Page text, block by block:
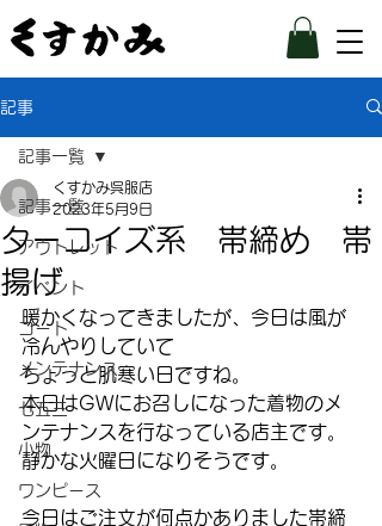
記事
記事一覧
アウトレット
イベント
コート
メンテナンス
七五三
小物
ワンピース
記事一覧
ターコイズ系 帯締め 帯
揚げ
くすかみ呉服店
2023年5月9日
暖かくなってきましたが、今日は風が
冷んやりしていて
ちょっと肌寒い日ですね。
本日はGWにお召しになった着物のメ
ンテナンスを行なっている店主です。
静かな火曜日になりそうです。
今日はご注文が何点かありました帯締